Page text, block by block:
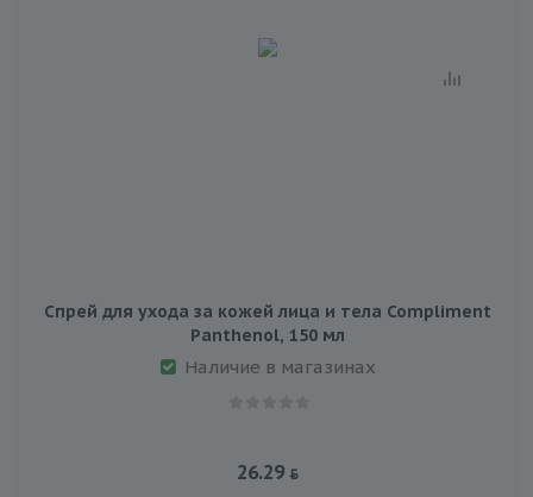
Спрей для ухода за кожей лица и тела Compliment
Panthenol, 150 мл
Наличие в магазинах
26.29